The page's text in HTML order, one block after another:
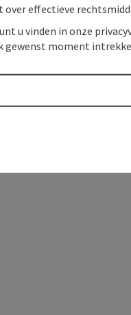
over effectieve
u vinden in onze
gewenst moment